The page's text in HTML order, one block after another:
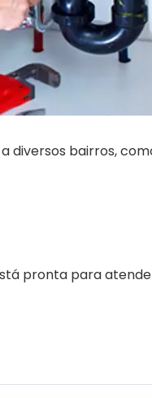
diversos bairros,
pronta para